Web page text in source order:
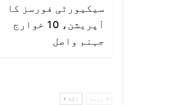
سیکیورٹی فورسز کا
آپریشن، 10 خوارج
جہنم واصل
پچھلا اگلا